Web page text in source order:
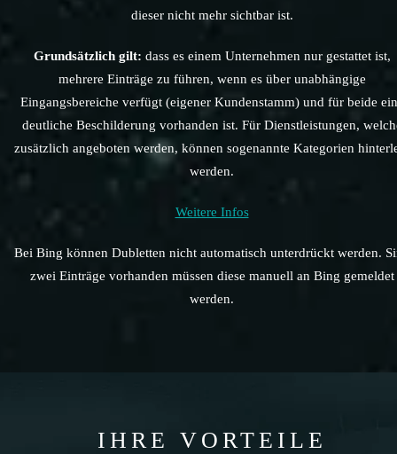
dieser nicht mehr sichtbar ist.
Grundsätzlich gilt: dass es einem Unternehmen nur gestattet ist,
mehrere Einträge zu führen, wenn es über unabhängige
Eingangsbereiche verfügt (eigener Kundenstamm) und für beide
deutliche Beschilderung vorhanden ist. Für Dienstleistungen,
zusätzlich angeboten werden, können sogenannte Kategorien
werden.
Weitere Infos
Bei Bing können Dubletten nicht automatisch unterdrückt werden.
zwei Einträge vorhanden müssen diese manuell an Bing gemeldet
werden.
IHRE VORTEILE